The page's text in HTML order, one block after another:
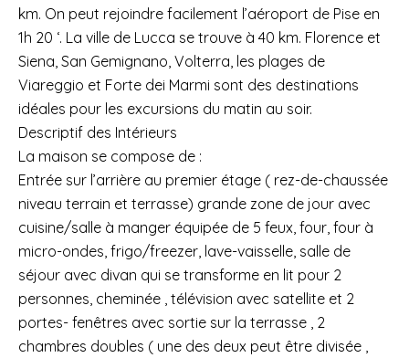
km. On peut rejoindre facilement l’aéroport de Pise en
1h 20 ‘. La ville de Lucca se trouve à 40 km. Florence et
Siena, San Gemignano, Volterra, les plages de
Viareggio et Forte dei Marmi sont des destinations
idéales pour les excursions du matin au soir.
Descriptif des Intérieurs
La maison se compose de :
Entrée sur l’arrière au premier étage ( rez-de-chaussée
niveau terrain et terrasse) grande zone de jour avec
cuisine/salle à manger équipée de 5 feux, four, four à
micro-ondes, frigo/freezer, lave-vaisselle, salle de
séjour avec divan qui se transforme en lit pour 2
personnes, cheminée , télévision avec satellite et 2
portes- fenêtres avec sortie sur la terrasse , 2
chambres doubles ( une des deux peut être divisée ,